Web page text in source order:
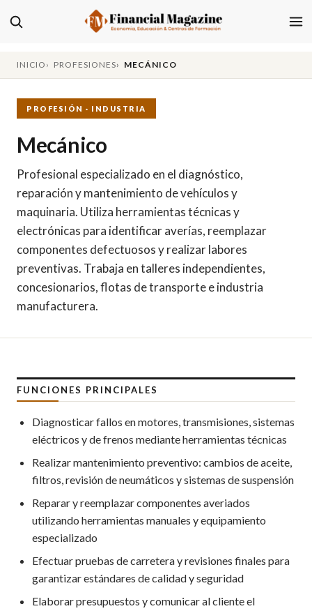
INICIO PROFESIONES MECÁNICO
PROFESIÓN · INDUSTRIA
Mecánico
Profesional especializado en el diagnóstico,
reparación y mantenimiento de vehículos y
maquinaria. Utiliza herramientas técnicas y
electrónicas para identificar averías, reemplazar
componentes defectuosos y realizar labores
preventivas. Trabaja en talleres independientes,
concesionarios, flotas de transporte e industria
manufacturera.
FUNCIONES PRINCIPALES
Diagnosticar fallos en motores, transmisiones, sistemas
eléctricos y de frenos mediante herramientas técnicas
Realizar mantenimiento preventivo: cambios de aceite,
filtros, revisión de neumáticos y sistemas de suspensión
Reparar y reemplazar componentes averiados
utilizando herramientas manuales y equipamiento
especializado
Efectuar pruebas de carretera y revisiones finales para
garantizar estándares de calidad y seguridad
Elaborar presupuestos y comunicar al cliente el